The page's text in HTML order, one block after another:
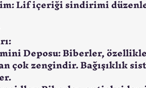
Lif içeriği sindirimi
Deposu: Biberler,
çok zengindir. Bağışıklık